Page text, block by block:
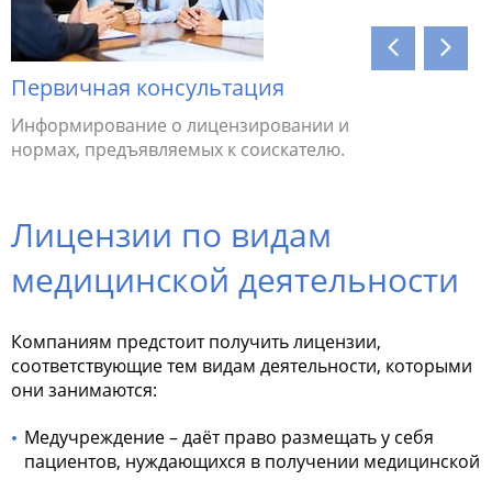
Первичная консультация
Информирование о лицензировании и
нормах, предъявляемых к соискателю.
Лицензии по видам
медицинской деятельности
Компаниям предстоит получить лицензии,
соответствующие тем видам деятельности, которыми
они занимаются:
Медучреждение – даёт право размещать у себя
пациентов, нуждающихся в получении медицинской